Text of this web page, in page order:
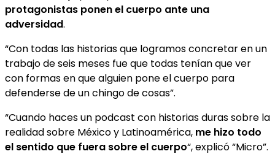
protagonistas ponen el cuerpo ante una
adversidad.
“Con todas las historias que logramos concretar en un
trabajo de seis meses fue que todas tenían que ver
con formas en que alguien pone el cuerpo para
defenderse de un chingo de cosas”.
“Cuando haces un podcast con historias duras sobre la
realidad sobre México y Latinoamérica, me hizo todo
el sentido que fuera sobre el cuerpo“, explicó “Micro”.